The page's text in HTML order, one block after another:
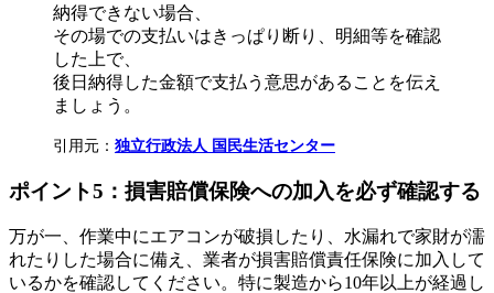
納得できない場合、
その場での支払いはきっぱり断り、明細等を確認
した上で、
後日納得した金額で支払う意思があることを伝え
ましょう。
引用元： 独立行政法人 国民生活センター
ポイント5：損害賠償保険への加入を必ず確認する
万が一、作業中にエアコンが破損したり、水漏れで家財が濡
れたりした場合に備え、業者が損害賠償責任保険に加入して
いるかを確認してください。特に製造から10年以上が経過し